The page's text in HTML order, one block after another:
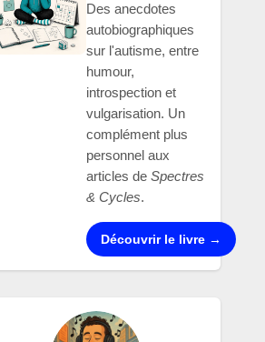
Des anecdotes
autobiographiques
sur l'autisme, entre
humour,
introspection et
vulgarisation. Un
complément plus
personnel aux
articles de Spectres
& Cycles.
Découvrir le livre →